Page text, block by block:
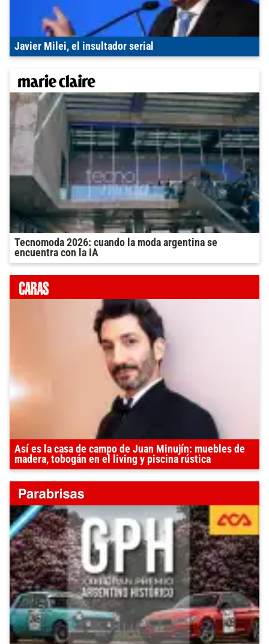
Javier Milei, el insultador serial
Tecnomoda 2026: cuando la moda argentina se
encuentra con la IA
Así es la casa de campo de Juan Minujín: muebles de
madera, tobogán en el living y piscina rústica